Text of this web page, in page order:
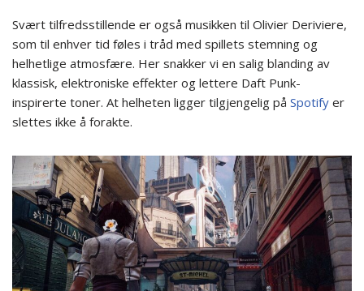
Svært tilfredsstillende er også musikken til Olivier Deriviere,
som til enhver tid føles i tråd med spillets stemning og
helhetlige atmosfære. Her snakker vi en salig blanding av
klassisk, elektroniske effekter og lettere Daft Punk-
inspirerte toner. At helheten ligger tilgjengelig på Spotify er
slettes ikke å forakte.